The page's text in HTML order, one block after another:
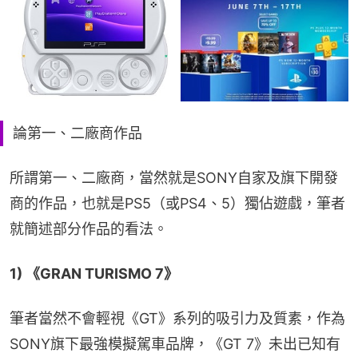
論第一、二廠商作品
所謂第一、二廠商，當然就是SONY自家及旗下開發
商的作品，也就是PS5（或PS4、5）獨佔遊戲，筆者
就簡述部分作品的看法。
1) 《GRAN TURISMO 7》
筆者當然不會輕視《GT》系列的吸引力及質素，作為
SONY旗下最強模擬駕車品牌，《GT 7》未出已知有